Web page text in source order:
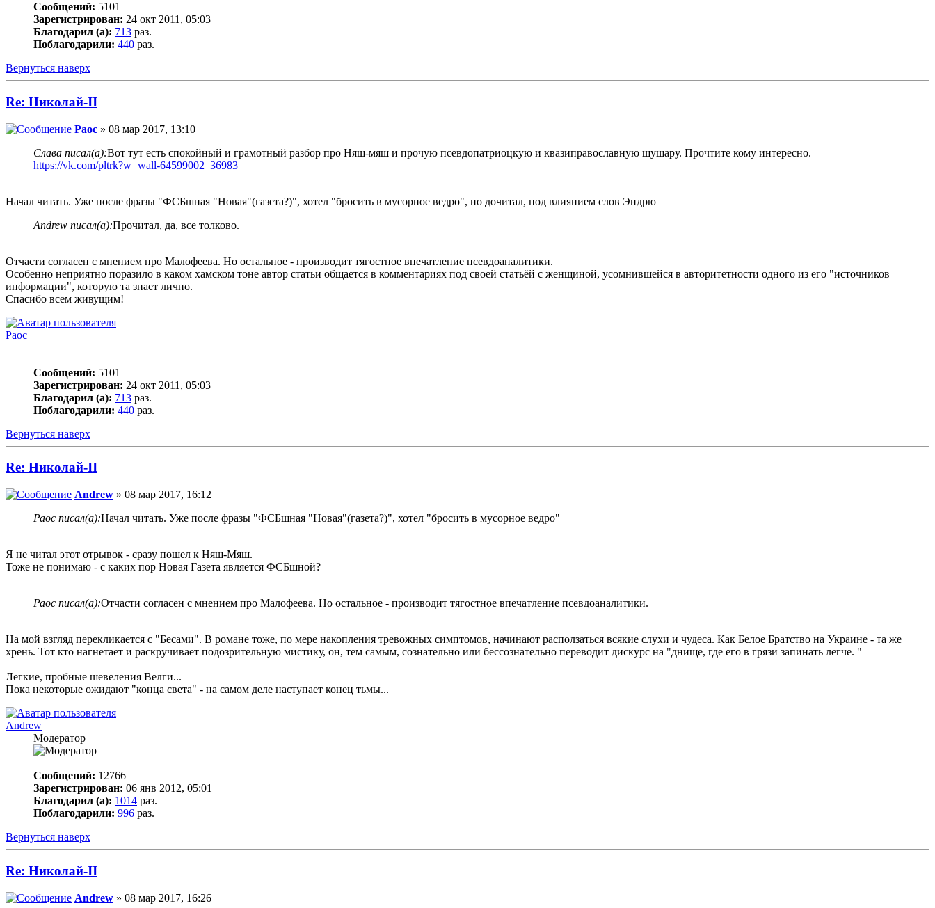
Сообщений: 5101
Зарегистрирован: 24 окт 2011, 05:03
Благодарил (а): 713 раз.
Поблагодарили: 440 раз.
Вернуться наверх
Re: Николай-II
Раос » 08 мар 2017, 13:10
Слава писал(а):Вот тут есть спокойный и грамотный разбор про Няш-мяш и прочую псевдопатриоцкую и квазиправославную шушару. Прочтите кому интересно.
https://vk.com/pltrk?w=wall-64599002_36983
Начал читать. Уже после фразы "ФСБшная "Новая"(газета?)", хотел "бросить в мусорное ведро", но дочитал, под влиянием слов Эндрю
Andrew писал(а):Прочитал, да, все толково.
Отчасти согласен с мнением про Малофеева. Но остальное - производит тягостное впечатление псевдоаналитики.
Особенно неприятно поразило в каком хамском тоне автор статьи общается в комментариях под своей статьёй с женщиной, усомнившейся в авторитетности одного из его "источников
информации", которую та знает лично.
Спасибо всем живущим!
Раос
Сообщений: 5101
Зарегистрирован: 24 окт 2011, 05:03
Благодарил (а): 713 раз.
Поблагодарили: 440 раз.
Вернуться наверх
Re: Николай-II
Andrew » 08 мар 2017, 16:12
Раос писал(а):Начал читать. Уже после фразы "ФСБшная "Новая"(газета?)", хотел "бросить в мусорное ведро"
Я не читал этот отрывок - сразу пошел к Няш-Мяш.
Тоже не понимаю - с каких пор Новая Газета является ФСБшной?
Раос писал(а):Отчасти согласен с мнением про Малофеева. Но остальное - производит тягостное впечатление псевдоаналитики.
На мой взгляд перекликается с "Бесами". В романе тоже, по мере накопления тревожных симптомов, начинают расползаться всякие слухи и чудеса. Как Белое Братство на Украине - та же
хрень. Тот кто нагнетает и раскручивает подозрительную мистику, он, тем самым, сознательно или бессознательно переводит дискурс на "днище, где его в грязи запинать легче. "
Легкие, пробные шевеления Велги...
Пока некоторые ожидают "конца света" - на самом деле наступает конец тьмы...
Andrew
Модератор
Сообщений: 12766
Зарегистрирован: 06 янв 2012, 05:01
Благодарил (а): 1014 раз.
Поблагодарили: 996 раз.
Вернуться наверх
Re: Николай-II
Andrew » 08 мар 2017, 16:26